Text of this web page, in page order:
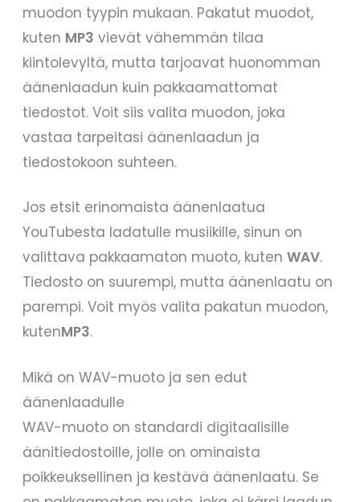
muodon tyypin mukaan. Pakatut muodot,
kuten MP3 vievät vähemmän tilaa
kiintolevyltä, mutta tarjoavat huonomman
äänenlaadun kuin pakkaamattomat
tiedostot. Voit siis valita muodon, joka
vastaa tarpeitasi äänenlaadun ja
tiedostokoon suhteen.
Jos etsit erinomaista äänenlaatua
YouTubesta ladatulle musiikille, sinun on
valittava pakkaamaton muoto, kutenWAV.
Tiedosto on suurempi, mutta äänenlaatu on
parempi. Voit myös valita pakatun muodon,
kutenMP3.
Mikä on WAV-muoto ja sen edut
äänenlaadulle
WAV-muoto on standardi digitaalisille
äänitiedostoille, jolle on ominaista
poikkeuksellinen ja kestävä äänenlaatu. Se